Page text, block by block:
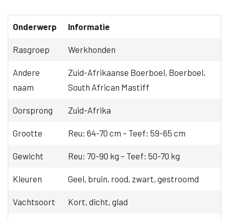
Onderwerp Informatie
Rasgroep Werkhonden
Andere
naam
Zuid-Afrikaanse Boerboel, Boerboel,
South African Mastiff
Oorsprong Zuid-Afrika
Grootte Reu: 64-70 cm – Teef: 59-65 cm
Gewicht Reu: 70-90 kg – Teef: 50-70 kg
Kleuren Geel, bruin, rood, zwart, gestroomd
Vachtsoort Kort, dicht, glad